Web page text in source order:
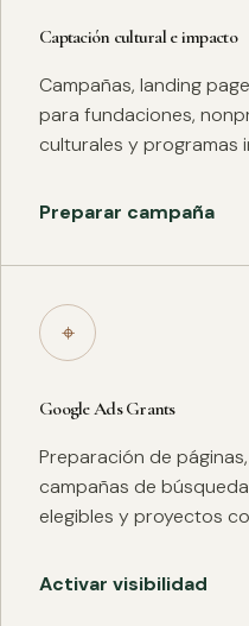
Captación cultural e impacto
Campañas, landing
para fundaciones,
culturales y programas
Preparar campaña
⌖
Google Ads Grants
Preparación de
campañas de
elegibles y proyectos
Activar visibilidad